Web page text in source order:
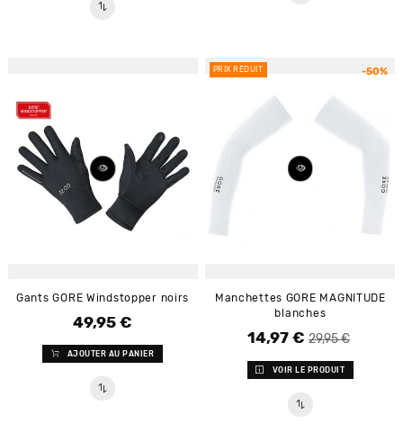
Gants GORE Windstopper noirs
Prix
49,95 €
AJOUTER AU PANIER
PRIX RÉDUIT -50%
Manchettes GORE MAGNITUDE
blanches
Prix de base29,95 €
Prix
14,97 €
VOIR LE PRODUIT